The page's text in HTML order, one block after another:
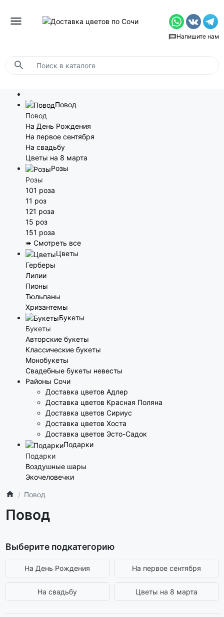
Напишите нам
Повод
Повод
На День Рождения
На первое сентября
На свадьбу
Цветы на 8 марта
Розы
Розы
101 роза
11 роз
121 роза
15 роз
151 роза
➠ Смотреть все
Цветы
Герберы
Лилии
Пионы
Тюльпаны
Хризантемы
Букеты
Букеты
Авторские букеты
Классические букеты
Монобукеты
Свадебные букеты невесты
Районы Сочи
Доставка цветов Адлер
Доставка цветов Красная Поляна
Доставка цветов Сириус
Доставка цветов Хоста
Доставка цветов Эсто-Садок
Подарки
Подарки
Воздушные шары
Экочеловечки
Повод
Повод
Выберите подкатегорию
На День Рождения На первое сентября
На свадьбу Цветы на 8 марта